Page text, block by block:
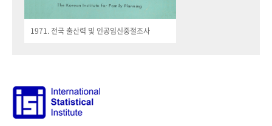
1971. 전국 출산력 및 인공임신중절조사